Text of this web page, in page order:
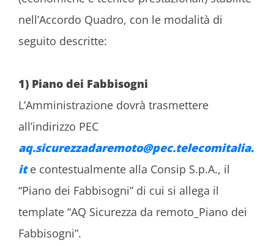
nell’Accordo Quadro, con le modalità di
seguito descritte:
1) Piano dei Fabbisogni
L’Amministrazione dovrà trasmettere
all’indirizzo PEC
aq.sicurezzadaremoto@pec.telecomitalia.
ite contestualmente alla Consip S.p.A., il
“Piano dei Fabbisogni” di cui si allega il
template “AQ Sicurezza da remoto_Piano dei
Fabbisogni”.